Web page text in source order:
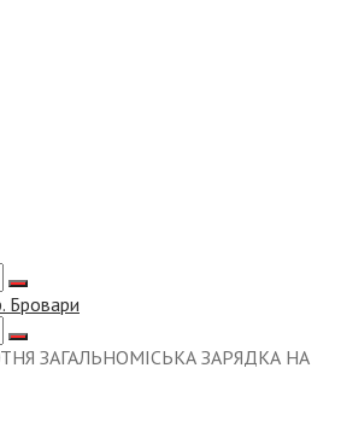
ЗАГАЛЬНОМІСЬКА ЗАРЯДКА НА